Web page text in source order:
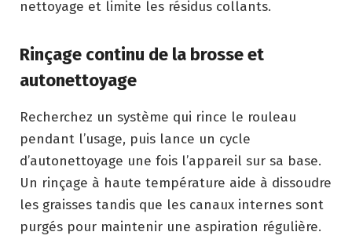
nettoyage et limite les résidus collants.
Rinçage continu de la brosse et
autonettoyage
Recherchez un système qui rince le rouleau
pendant l’usage, puis lance un cycle
d’autonettoyage une fois l’appareil sur sa base.
Un rinçage à haute température aide à dissoudre
les graisses tandis que les canaux internes sont
purgés pour maintenir une aspiration régulière.